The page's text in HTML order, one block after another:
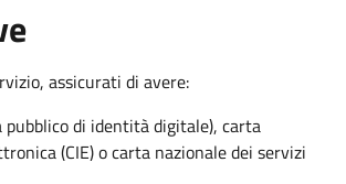
assicurati di avere:
pubblico di identità digitale), carta
(CIE) o carta nazionale dei servizi